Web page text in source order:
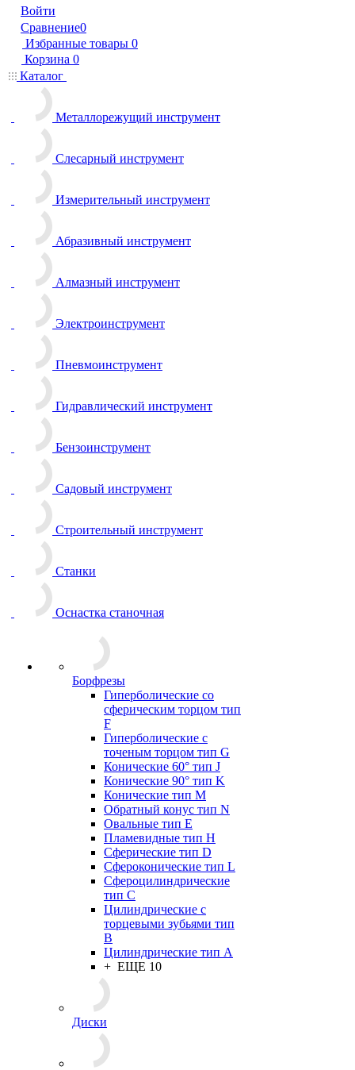
Войти
Сравнение0
Избранные товары 0
Корзина 0
Каталог
Металлорежущий инструмент
Слесарный инструмент
Измерительный инструмент
Абразивный инструмент
Алмазный инструмент
Электроинструмент
Пневмоинструмент
Гидравлический инструмент
Бензоинструмент
Садовый инструмент
Строительный инструмент
Станки
Оснастка станочная
Борфрезы
Гиперболические cо
сферическим торцом тип
F
Гиперболические с
точеным торцом тип G
Конические 60° тип J
Конические 90° тип K
Конические тип M
Обратный конус тип N
Овальные тип E
Пламевидные тип H
Сферические тип D
Сфероконические тип L
Сфероцилиндрические
тип C
Цилиндрические с
торцевыми зубьями тип
B
Цилиндрические тип А
+ ЕЩЕ 10
Диски